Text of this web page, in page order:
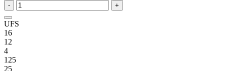
- +
UFS
16
12
4
125
25